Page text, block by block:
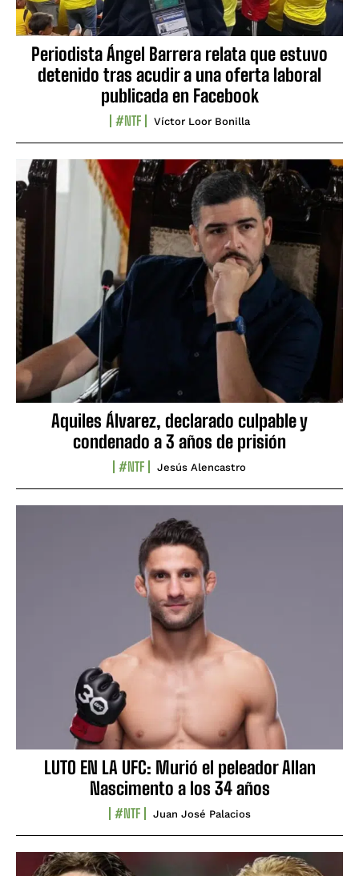
Periodista Ángel Barrera relata que estuvo
detenido tras acudir a una oferta laboral
publicada en Facebook
#NTF Víctor Loor Bonilla
Aquiles Álvarez, declarado culpable y
condenado a 3 años de prisión
#NTF Jesús Alencastro
LUTO EN LA UFC: Murió el peleador Allan
Nascimento a los 34 años
#NTF Juan José Palacios